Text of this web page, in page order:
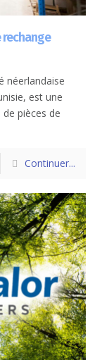
rechange
néerlandaise
est une
pièces de
Continuer...